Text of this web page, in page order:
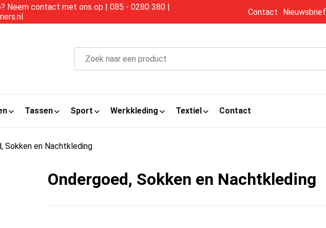
Neem contact met ons op | 085 - 0280 380 |
Contact Nieuwsbrief
Tassen Sport Werkkleding Textiel Contact
Sokken en Nachtkleding
Ondergoed, Sokken en Nachtkleding